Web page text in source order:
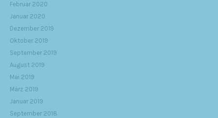
Februar 2020
Januar 2020
Dezember 2019
Oktober 2019
September 2019
August 2019
Mai 2019
März 2019
Januar 2019
September 2018